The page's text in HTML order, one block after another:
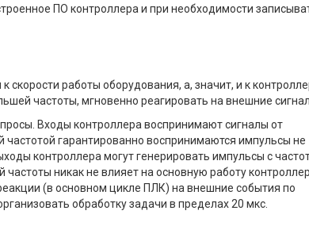
ПО контроллера и при необходимости
работы оборудования, а, значит, и к
частоты, мгновенно реагировать на внешние
Входы контроллера воспринимают сигналы от
частотой гарантированно воспринимаются импульсы не
контроллера могут генерировать импульсы с
никак не влияет на основную работу
(в основном цикле ПЛК) на внешние события по
обработку задачи в пределах 20 мкс.